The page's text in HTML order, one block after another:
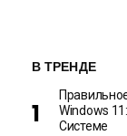
В ТРЕНДЕ
Windows
Системе